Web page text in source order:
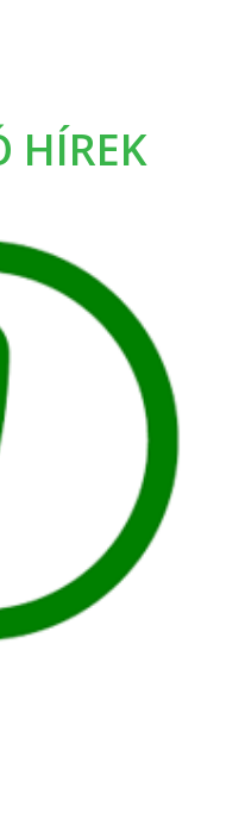
HÍREK